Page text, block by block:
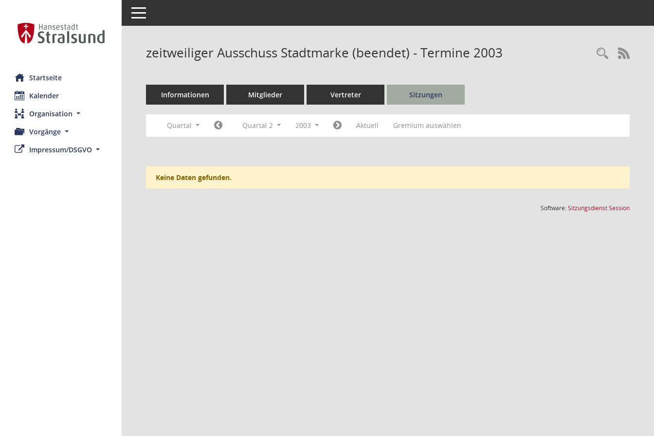
Startseite
Kalender
Organisation
Vorgänge
Impressum/DSGVO
Toggle navigation
zeitweiliger Ausschuss Stadtmarke (beendet) - Termine 2003
Informationen Mitglieder Vertreter Sitzungen
Quartal Quartal 2 2003 Aktuell Gremium auswählen
Keine Daten gefunden.
Software:SitzungsdienstSession(Wird in